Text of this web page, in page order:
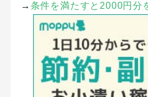
→ 条件を満たすと2000円分